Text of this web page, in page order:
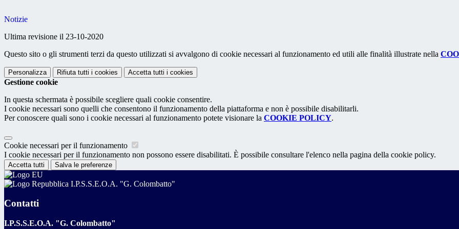
Notizie
Ultima revisione il 23-10-2020
Questo sito o gli strumenti terzi da questo utilizzati si avvalgono di cookie necessari al funzionamento ed utili alle finalità illustrate nella
Personalizza Rifiuta tutti i cookies Accetta tutti i cookies
Gestione cookie
In questa schermata è possibile scegliere quali cookie consentire.
I cookie necessari sono quelli che consentono il funzionamento della piattaforma e non è possibile disabilitarli.
Per conoscere quali sono i cookie necessari al funzionamento potete visionare la COOKIE POLICY.
Cookie necessari per il funzionamento
I cookie necessari per il funzionamento non possono essere disabilitati. È possibile consultare l'elenco nella pagina della cookie policy.
Accetta tutti Salva le preferenze
I.P.S.S.E.O.A. "G. Colombatto"
Contatti
I.P.S.S.E.O.A. "G. Colombatto"